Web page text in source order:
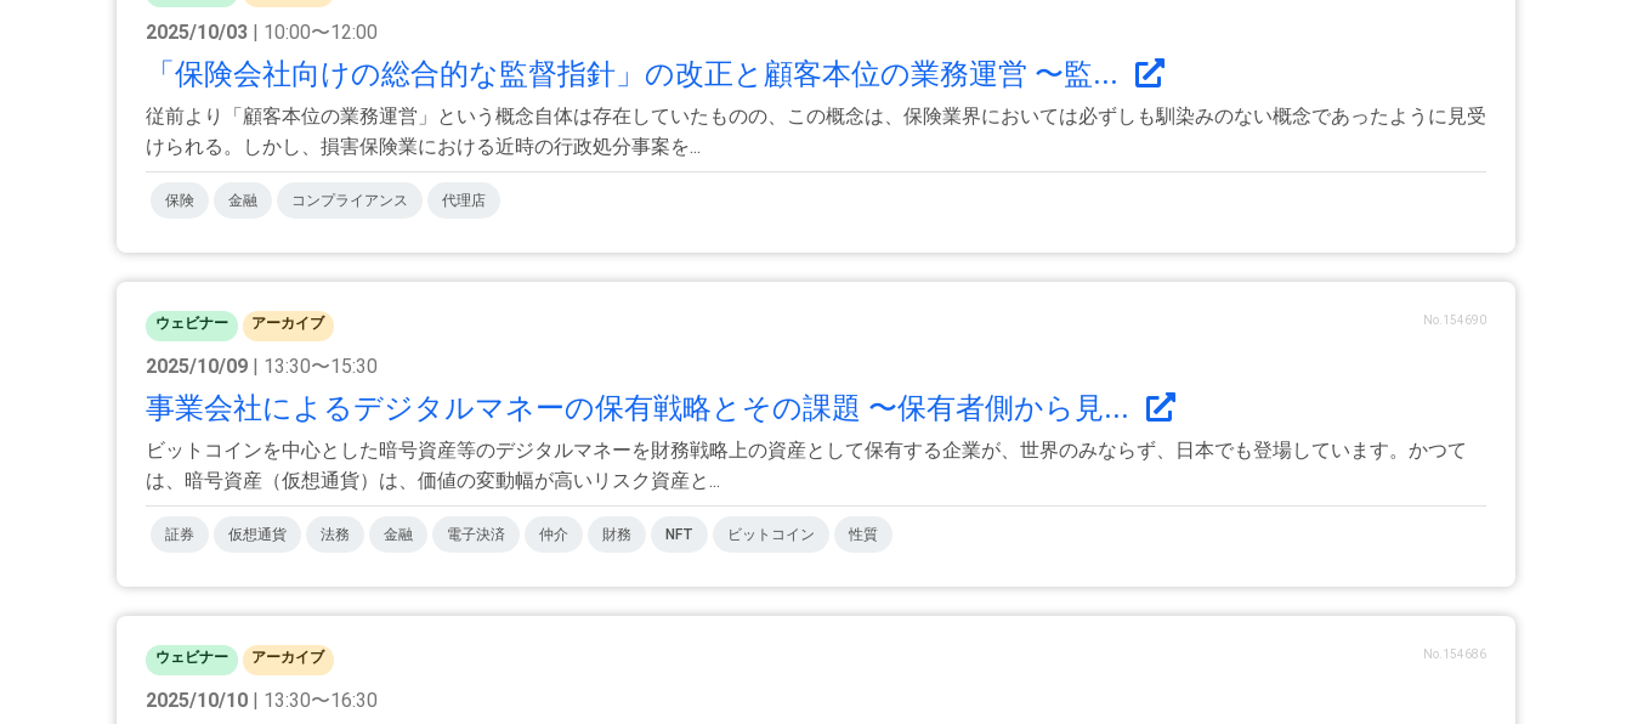
2025/10/03 | 10:00〜12:00
「保険会社向けの総合的な監督指針」の改正と顧客本位の業務運営 〜監...
従前より「顧客本位の業務運営」という概念自体は存在していたものの、この概念は、保険業界においては必ずしも馴染みのない概念であったように見受
けられる。しかし、損害保険業における近時の行政処分事案を...
保険 金融 コンプライアンス 代理店
ウェビナー アーカイブ No.154690
2025/10/09 | 13:30〜15:30
事業会社によるデジタルマネーの保有戦略とその課題 〜保有者側から見...
ビットコインを中心とした暗号資産等のデジタルマネーを財務戦略上の資産として保有する企業が、世界のみならず、日本でも登場しています。かつて
は、暗号資産（仮想通貨）は、価値の変動幅が高いリスク資産と...
証券 仮想通貨 法務 金融 電子決済 仲介 財務 NFT ビットコイン 性質
ウェビナー アーカイブ No.154686
2025/10/10 | 13:30〜16:30